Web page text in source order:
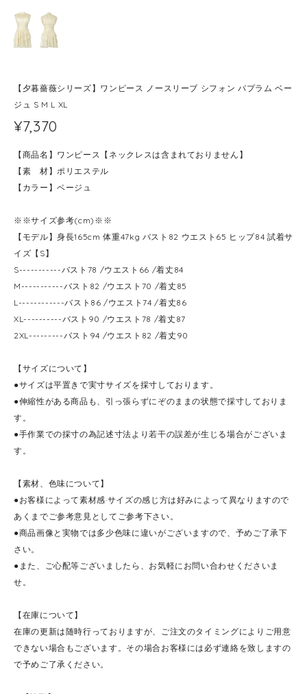
【夕暮薔薇シリーズ】ワンピース ノースリーブ シフォン パプラム ベー
ジュ S M L XL
¥7,370
【商品名】ワンピース【ネックレスは含まれておりません】
【素 材】ポリエステル
【カラー】ベージュ
※※サイズ参考(cm)※※
【モデル】身長165cm 体重47kg バスト82 ウエスト65 ヒップ84 試着サ
イズ【S】
S-----------バスト78 /ウエスト66 /着丈84
M-----------バスト82 /ウエスト70 /着丈85
L------------バスト86 /ウエスト74 /着丈86
XL----------バスト90 /ウエスト78 /着丈87
2XL---------バスト94 /ウエスト82 /着丈90
【サイズについて】
●サイズは平置きで実寸サイズを採寸しております。
●伸縮性がある商品も、引っ張らずにぞのままの状態で採寸しておりま
す。
●手作業での採寸の為記述寸法より若干の誤差が生じる場合がございま
す。
【素材、色味について】
●お客様によって素材感·サイズの感じ方は好みによって異なりますので
あくまでご参考意見としてご参考下さい。
●商品画像と実物では多少色味に違いがございますので、予めご了承下
さい。
●また、ご心配等ございましたら、お気軽にお問い合わせくださいま
せ。
【在庫について】
在庫の更新は随時行っておりますが、ご注文のタイミングによりご用意
できない場合もございます。その場合お客様には必ず連絡を致しますの
で予めご了承ください。